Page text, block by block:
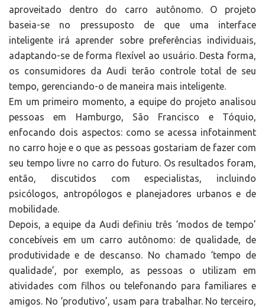
aproveitado dentro do carro autônomo. O projeto
baseia-se no pressuposto de que uma interface
inteligente irá aprender sobre preferências individuais,
adaptando-se de forma flexível ao usuário. Desta forma,
os consumidores da Audi terão controle total de seu
tempo, gerenciando-o de maneira mais inteligente.
Em um primeiro momento, a equipe do projeto analisou
pessoas em Hamburgo, São Francisco e Tóquio,
enfocando dois aspectos: como se acessa infotainment
no carro hoje e o que as pessoas gostariam de fazer com
seu tempo livre no carro do futuro. Os resultados foram,
então, discutidos com especialistas, incluindo
psicólogos, antropólogos e planejadores urbanos e de
mobilidade.
Depois, a equipe da Audi definiu três ‘modos de tempo’
concebíveis em um carro autônomo: de qualidade, de
produtividade e de descanso. No chamado ‘tempo de
qualidade’, por exemplo, as pessoas o utilizam em
atividades com filhos ou telefonando para familiares e
amigos. No ‘produtivo’, usam para trabalhar. No terceiro,